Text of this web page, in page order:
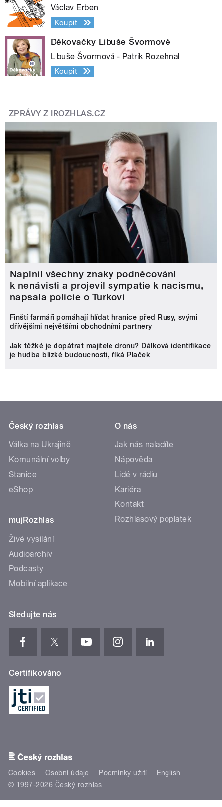
Václav Erben
Koupit
Děkovačky Libuše Švormové
Libuše Švormová - Patrik Rozehnal
Koupit
ZPRÁVY Z IROZHLAS.CZ
Naplnil všechny znaky podněcování
k nenávisti a projevil sympatie k nacismu,
napsala policie o Turkovi
Finští farmáři pomáhají hlídat hranice před Rusy, svými
dřívějšími největšími obchodními partnery
Jak těžké je dopátrat majitele dronu? Dálková identifikace
je hudba blízké budoucnosti, říká Plaček
Český rozhlas
Válka na Ukrajině
Komunální volby
Stanice
eShop
mujRozhlas
Živé vysílání
Audioarchiv
Podcasty
Mobilní aplikace
O nás
Jak nás naladíte
Nápověda
Lidé v rádiu
Kariéra
Kontakt
Rozhlasový poplatek
Sledujte nás
Certifikováno
Cookies Osobní údaje Podmínky užití
English
© 1997-2026 Český rozhlas